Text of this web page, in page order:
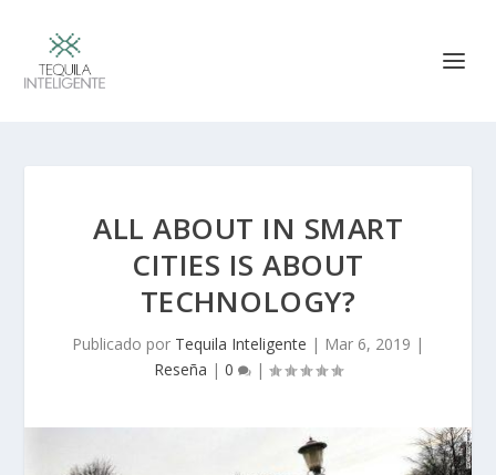
ALL ABOUT IN SMART
CITIES IS ABOUT
TECHNOLOGY?
Publicado por Tequila Inteligente | Mar 6, 2019 |
Reseña | 0 |